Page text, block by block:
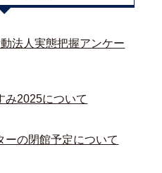
法人実態把握アンケー
み2025について
ーの閉館予定について